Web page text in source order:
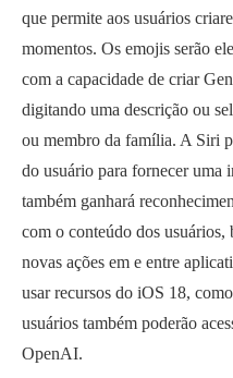
que permite aos usuários
momentos. Os emojis serão
com a capacidade de criar
digitando uma descrição ou
ou membro da família. A Siri
do usuário para fornecer uma
também ganhará
com o conteúdo dos usuários,
novas ações em e entre
usar recursos do iOS 18,
usuários também poderão
OpenAI.